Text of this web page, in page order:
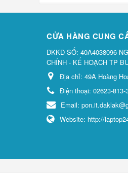
CỬA HÀNG CUNG
ĐKKD SỐ: 40A4038096
CHÍNH - KẾ HOẠCH TP
Địa chỉ: 49A Hoàng
Điện thoại: 02623-813-
Email:
Website: http://